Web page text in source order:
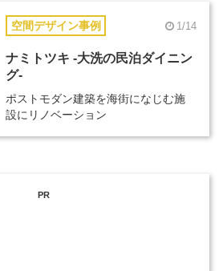
空間デザイン事例 1/14
ナミトツキ -大洗の民泊ダイニン
グ-
ポストモダン建築を海街になじむ施
設にリノベーション
PR